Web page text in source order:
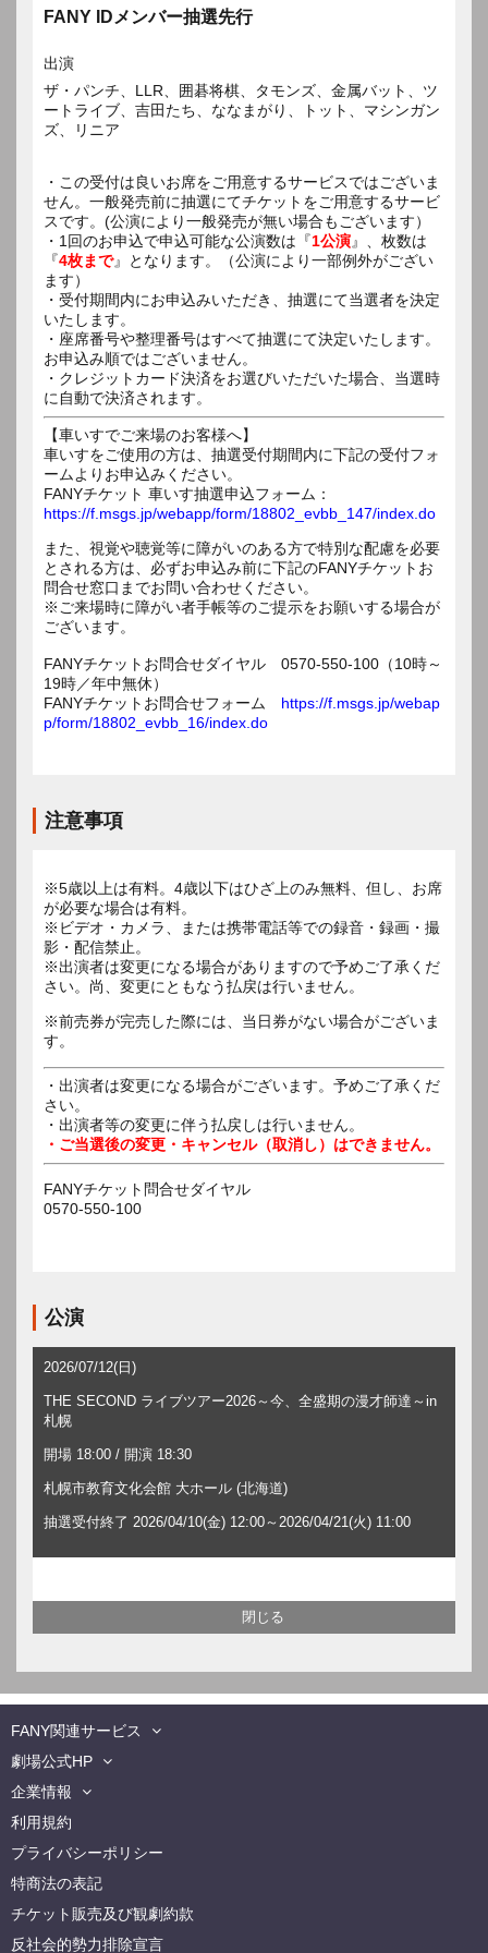
FANY IDメンバー抽選先行
出演
ザ・パンチ、LLR、囲碁将棋、タモンズ、金属バット、ツ
ートライブ、吉田たち、ななまがり、トット、マシンガン
ズ、リニア
・この受付は良いお席をご用意するサービスではございま
せん。一般発売前に抽選にてチケットをご用意するサービ
スです。(公演により一般発売が無い場合もございます）
・1回のお申込で申込可能な公演数は『1公演』、枚数は
『4枚まで』となります。（公演により一部例外がござい
ます）
・受付期間内にお申込みいただき、抽選にて当選者を決定
いたします。
・座席番号や整理番号はすべて抽選にて決定いたします。
お申込み順ではございません。
・クレジットカード決済をお選びいただいた場合、当選時
に自動で決済されます。
【車いすでご来場のお客様へ】
車いすをご使用の方は、抽選受付期間内に下記の受付フォ
ームよりお申込みください。
FANYチケット 車いす抽選申込フォーム：
https://f.msgs.jp/webapp/form/18802_evbb_147/index.do
また、視覚や聴覚等に障がいのある方で特別な配慮を必要
とされる方は、必ずお申込み前に下記のFANYチケットお
問合せ窓口までお問い合わせください。
※ご来場時に障がい者手帳等のご提示をお願いする場合が
ございます。
FANYチケットお問合せダイヤル 0570-550-100（10時～
19時／年中無休）
FANYチケットお問合せフォーム https://f.msgs.jp/webap
p/form/18802_evbb_16/index.do
注意事項
※5歳以上は有料。4歳以下はひざ上のみ無料、但し、お席
が必要な場合は有料。
※ビデオ・カメラ、または携帯電話等での録音・録画・撮
影・配信禁止。
※出演者は変更になる場合がありますので予めご了承くだ
さい。尚、変更にともなう払戻は行いません。
※前売券が完売した際には、当日券がない場合がございま
す。
・出演者は変更になる場合がございます。予めご了承くだ
さい。
・出演者等の変更に伴う払戻しは行いません。
・ご当選後の変更・キャンセル（取消し）はできません。
FANYチケット問合せダイヤル
0570-550-100
公演
2026/07/12(日)
THE SECOND ライブツアー2026～今、全盛期の漫才師達～in
札幌
開場 18:00 / 開演 18:30
札幌市教育文化会館 大ホール (北海道)
抽選受付終了 2026/04/10(金) 12:00～2026/04/21(火) 11:00
FANY関連サービス
劇場公式HP
企業情報
利用規約
プライバシーポリシー
特商法の表記
チケット販売及び観劇約款
反社会的勢力排除宣言